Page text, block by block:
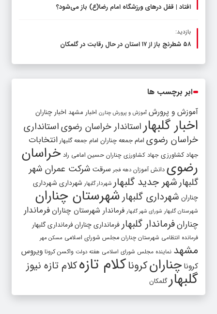
افتاد | قفل در‌های ورزشگاه امام رضا(ع) باز می‌شود؟
بازدید:
۵۸ شطرنج‌ باز از ۱۷ استان در حال رقابت در گلمکان
ابر برچسب ها
آموزش و پرورش آموزش و پرورش چنارن اخبار مشهد اخبار چناران
اخبار گلبهار استاندار خراسان رضویاستانداری
خراسان رضوی امام جمعه چناران امام جمعه گلبهار انتخابات
جهاد کشاورزی جهاد کشاورزی چناران حسین امامی راد خراسان
رضوی دانش آموزان دهه فجر سرقت شرکت عمران شهر
گلبهارشهر جدید گلبهار شهردار گلبهار شهرداری شهرداری
چناران شهرداری گلبهار شهرستان چناران
شهرستان گلبهار شورای شهر گلبهار فرماندار شهرستان چناران فرماندار
چنارانفرماندار گلبهار فرمانداری چنارانفرمانداری گلبهار
فرمانده انتظامی شهرستان چناران مجلس شورای اسلامی مسکن مهر
مشهد نماینده مجلس شورای اسلامی هفته دولت واکسن کرونا ویروس
کرونا چنارانکروناکلام تازهکلام تازه نیوز
گلبهارگلمکان